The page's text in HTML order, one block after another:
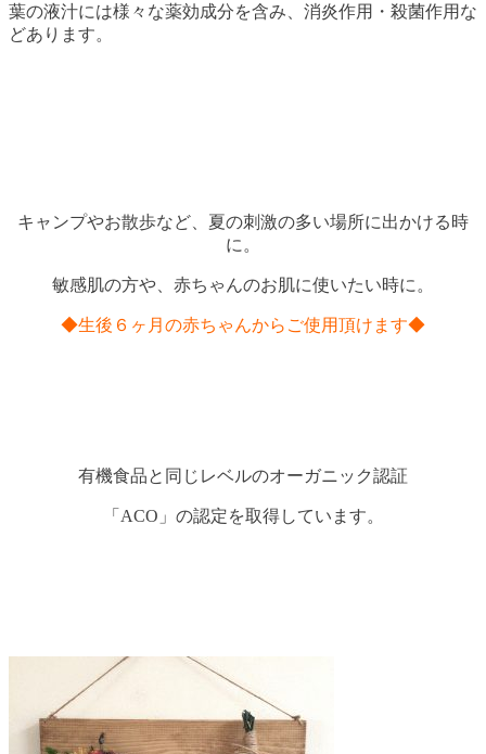
葉の液汁には様々な薬効成分を含み、消炎作用・殺菌作用な
どあります。
キャンプやお散歩など、夏の刺激の多い場所に出かける時
に。
敏感肌の方や、赤ちゃんのお肌に使いたい時に。
◆生後６ヶ月の赤ちゃんからご使用頂けます◆
有機食品と同じレベルのオーガニック認証
「ACO」の認定を取得しています。